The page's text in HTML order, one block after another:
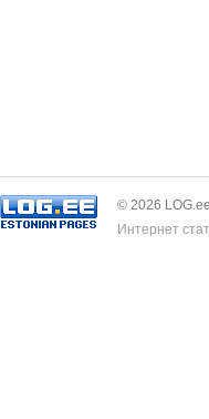
© 2026
Интернет